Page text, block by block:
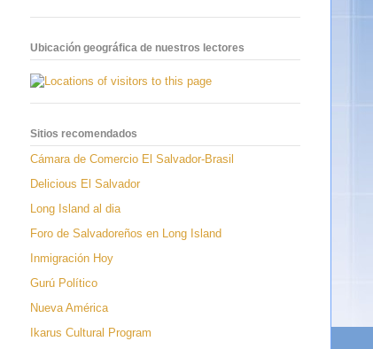
Ubicación geográfica de nuestros lectores
Sitios recomendados
Cámara de Comercio El Salvador-Brasil
Delicious El Salvador
Long Island al dia
Foro de Salvadoreños en Long Island
Inmigración Hoy
Gurú Político
Nueva América
Ikarus Cultural Program